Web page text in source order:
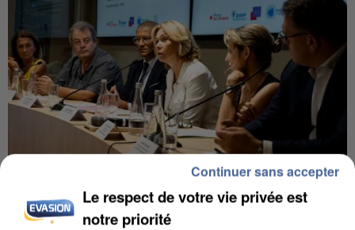
INCENDIES : L’ÎLE-DE-FRANCE LANCE UN ÉLAN
DE SOLIDARITÉ AVEC LES...
Le respect de votre vie privée est
notre priorité
Continuer sans accepter